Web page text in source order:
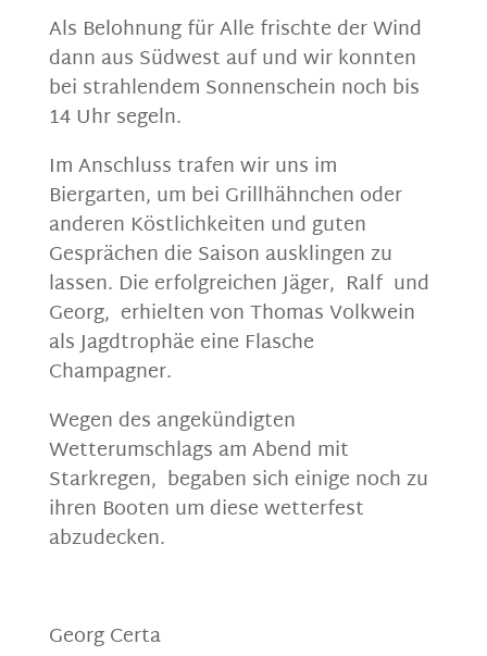
Als Belohnung für Alle frischte der Wind
dann aus Südwest auf und wir konnten
bei strahlendem Sonnenschein noch bis
14 Uhr segeln.
Im Anschluss trafen wir uns im
Biergarten, um bei Grillhähnchen oder
anderen Köstlichkeiten und guten
Gesprächen die Saison ausklingen zu
lassen. Die erfolgreichen Jäger, Ralf und
Georg, erhielten von Thomas Volkwein
als Jagdtrophäe eine Flasche
Champagner.
Wegen des angekündigten
Wetterumschlags am Abend mit
Starkregen, begaben sich einige noch zu
ihren Booten um diese wetterfest
abzudecken.
Georg Certa